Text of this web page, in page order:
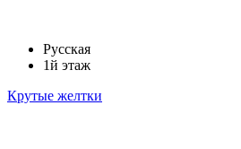
Русская
1й этаж
Крутые желтки